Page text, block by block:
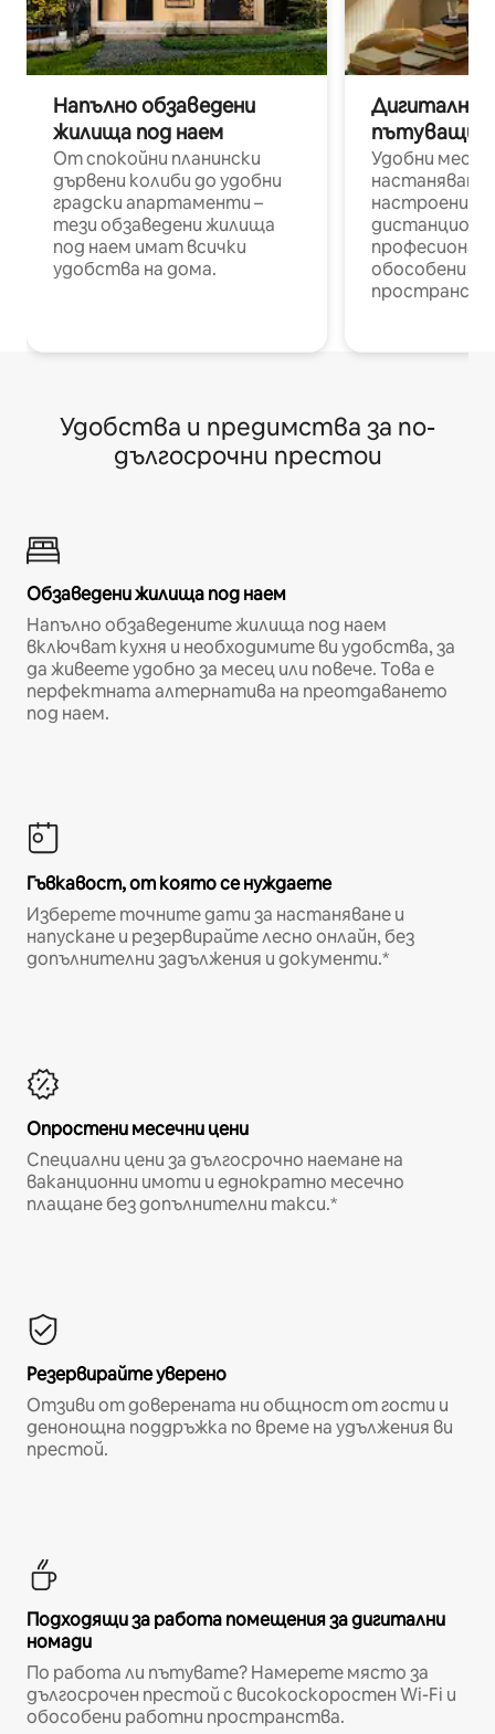
Напълно обзаведени
жилища под наем
От спокойни планински
дървени колиби до удобни
градски апартаменти –
тези обзаведени жилища
под наем имат всички
удобства на дома.
Дигитални
пътуващи
Удобни
настаняване
настроени и
обособени
Удобства и предимства за по-
дългосрочни престои
Обзаведени жилища под наем
Напълно обзаведените жилища под наем
включват кухня и необходимите ви удобства, за
да живеете удобно за месец или повече. Това е
перфектната алтернатива на преотдаването
под наем.
Гъвкавост, от която се нуждаете
Изберете точните дати за настаняване и
напускане и резервирайте лесно онлайн, без
допълнителни задължения и документи.*
Опростени месечни цени
Специални цени за дългосрочно наемане на
ваканционни имоти и еднократно месечно
плащане без допълнителни такси.*
Резервирайте уверено
Отзиви от доверената ни общност от гости и
денонощна поддръжка по време на удължения ви
престой.
Подходящи за работа помещения за дигитални
номади
По работа ли пътувате? Намерете място за
дългосрочен престой с високоскоростен Wi-Fi и
обособени работни пространства.